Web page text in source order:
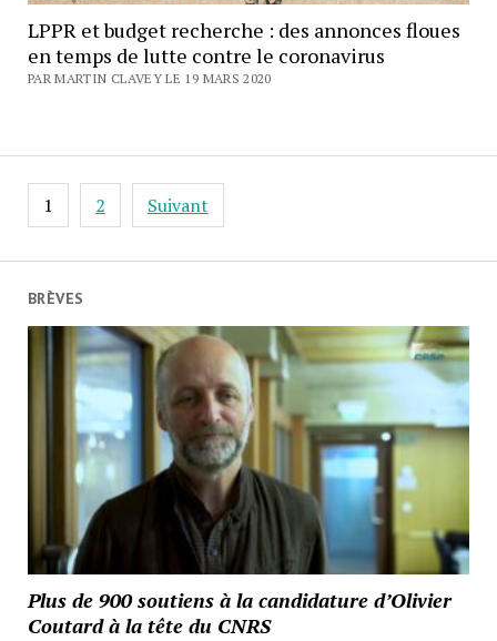
BRÈVES
Plus de 900 soutiens à la candidature d’Olivier
Coutard à la tête du CNRS
LPPR et budget recherche : des annonces floues
en temps de lutte contre le coronavirus
PAR MARTIN CLAVEY LE 19 MARS 2020
Pagination
des
1 2 Suivant